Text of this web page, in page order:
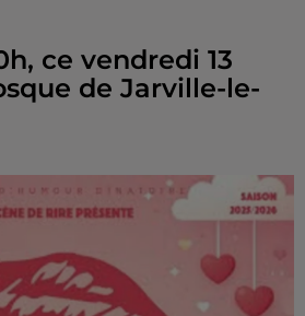
ce vendredi 13
de Jarville-le-